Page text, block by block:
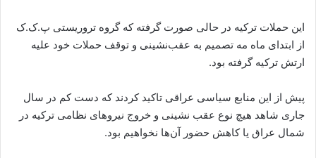
این حملات ترکیه در حالی صورت گرفته که گروه تروریستی پ.ک.ک
از ابتدای ماه مه تصمیم به عقب‌نشینی و توقف حملات خود علیه
ارتش ترکیه گرفته بود.
پیش از این منابع سیاسی عراقی تاکید کردند که دست کم در سال
جاری شاهد هیچ نوع عقب نشینی و خروج نیروهای نظامی ترکیه در
شمال عراق یا کاهش حضور آن‌ها نخواهیم بود.